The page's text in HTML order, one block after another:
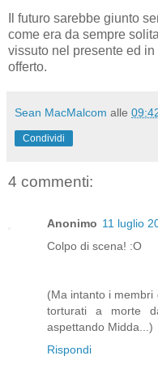
Il futuro sarebbe giunto
come era da sempre
vissuto nel presente ed
offerto.
Sean MacMalcom alle
Condividi
4 commenti:
Anonimo 11 luglio
Colpo di scena! :O
(Ma intanto i membri
torturati a morte
aspettando Midda...)
Rispondi